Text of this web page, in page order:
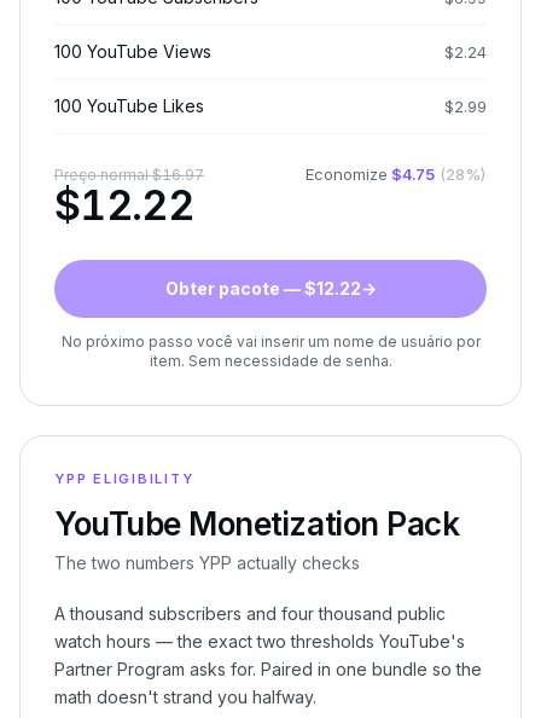
100 YouTube Views $2.24
100 YouTube Likes $2.99
Preço normal$16.97
$12.22
Economize $4.75 (28%)
Obter pacote — $12.22→
No próximo passo você vai inserir um nome de usuário por
item. Sem necessidade de senha.
YPP ELIGIBILITY
YouTube Monetization Pack
The two numbers YPP actually checks
A thousand subscribers and four thousand public
watch hours — the exact two thresholds YouTube's
Partner Program asks for. Paired in one bundle so the
math doesn't strand you halfway.